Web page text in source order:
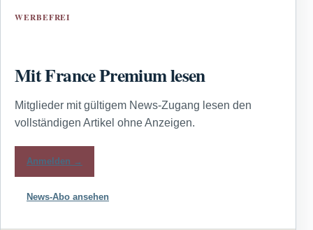
WERBEFREI
Mit France Premium lesen
Mitglieder mit gültigem News-Zugang lesen den
vollständigen Artikel ohne Anzeigen.
Anmelden →
News-Abo ansehen